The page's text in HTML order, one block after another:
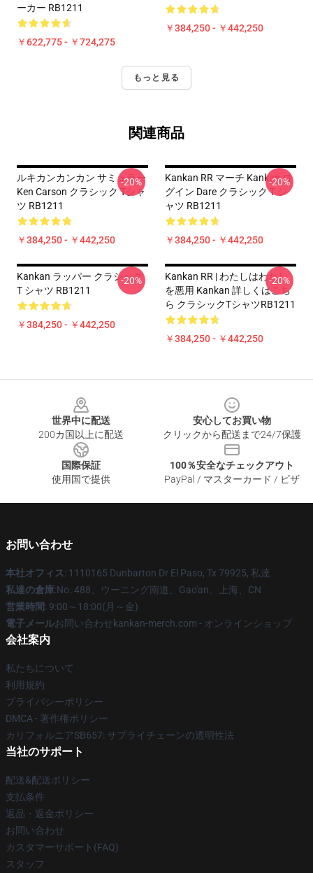
ーカー RB1211
￥622,775 - ￥724,275
￥384,250 - ￥442,250
もっと見る
関連商品
ルキカンカンカン サミュラー
Ken Carson クラシック Tシャ
ツ RB1211
￥384,250 - ￥442,250
-20%
Kankan RR マーチ Kankan ロ
グイン Dare クラシック T シ
ャツ RB1211
￥384,250 - ￥442,250
-20%
Kankan ラッパー クラシック
T シャツ RB1211
￥384,250 - ￥442,250
-20%
Kankan RR | わたしはわたし
を悪用 Kankan 詳しくはこち
ら クラシックTシャツRB1211
￥384,250 - ￥442,250
-20%
世界中に配送
200カ国以上に配送
安心してお買い物
クリックから配送まで24/7保護
国際保証
使用国で提供
100％安全なチェックアウト
PayPal / マスターカード / ビザ
お問い合わせ
本社オフィス: 1110165 Dunbarton Dr El Paso, Tx 79925, 私達
私達の倉庫:No. 488、ウーニング南道、Gao'an、上海、CN
営業時間: 9:00～18:00(月～金)
電子メールお問い合わせkankan-merch.com - オンラインショップ
会社案内
私たちについて
利用規約
プライバシーポリシー
DMCA - 著作権ポリシー
カリフォルニアSB657: サプライチェーンの透明性法
当社のサポート
配送&配送ポリシー
支払条件
返品・返金ポリシー
お問い合わせ
カスタマーサポート(FAQ)
スタッフ